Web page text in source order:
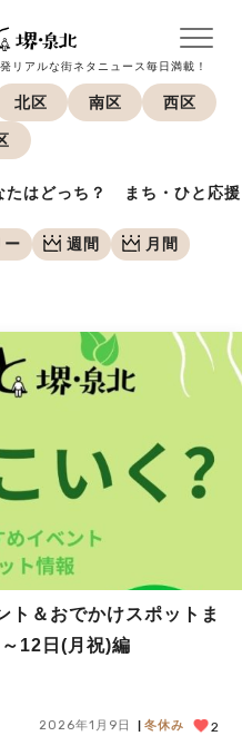
リアルな街ネタニュース毎日満載！
北区 南区 西区
たはどっち？ まち・ひと応援
ー 週間 月間
ト＆おでかけスポットま
12日(月祝)編
2026年1月9日 冬休み 2